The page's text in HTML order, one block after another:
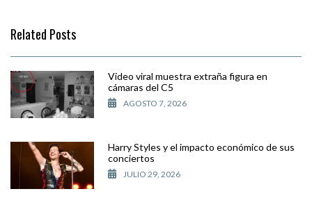
Related Posts
Video viral muestra extraña figura en
cámaras del C5
AGOSTO 7, 2026
Harry Styles y el impacto económico de sus
conciertos
JULIO 29, 2026